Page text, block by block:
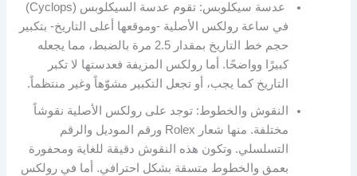
عدسة سيكلوبس: تقوم عدسة السيكلوبس (Cyclops)
في ساعة رولكس الأصلية -وموقعها أعلى التاريخ- بتكبير
حجم خط التاريخ بمقدار 2.5 مرة بالضبط، مما يجعله
كبيرًا وواضحًا. أما رولكس المزيفة فعدستها لا تكبر
التاريخ كما يجب، أو تجعل التكبير مشوّهاً وغير منتظماً.
النقوش والخطوط: توجد على رولكس الأصلية نقوشاً
مختلفة. منها شعار Rolex ورقم الموديل والرقم
التسلسلي. وتكون هذه النقوش دقيقة للغاية ومحفورة
بعمق والخطوط متسقة بشكل احترافي. أما في رولكس